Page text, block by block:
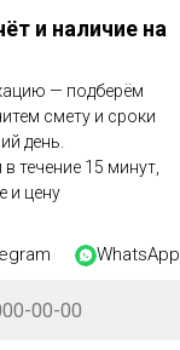
и наличие на
— подберём
смету и сроки
день.
течение 15 минут,
и цену
WhatsApp